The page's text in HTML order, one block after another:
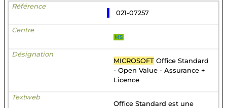
021-07257
MS
MICROSOFT Office Standard
- Open Value - Assurance +
Licence
Office Standard est une